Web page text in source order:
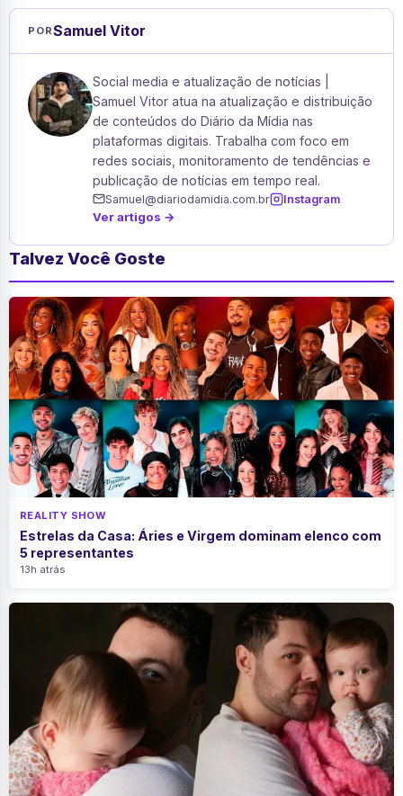
PORSamuel Vitor
Social media e atualização de notícias |
Samuel Vitor atua na atualização e distribuição
de conteúdos do Diário da Mídia nas
plataformas digitais. Trabalha com foco em
redes sociais, monitoramento de tendências e
publicação de notícias em tempo real.
Samuel@diariodamidia.com.br Instagram
Ver artigos →
Talvez Você Goste
REALITY SHOW
Estrelas da Casa: Áries e Virgem dominam elenco com
5 representantes
13h atrás